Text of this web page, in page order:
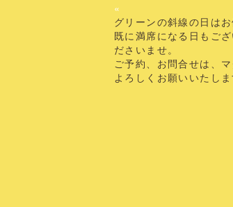
«
グリーンの斜線の日は
既に満席になる日もご
ださいませ。
ご予約、お問合せは、
よろしくお願いいたしま